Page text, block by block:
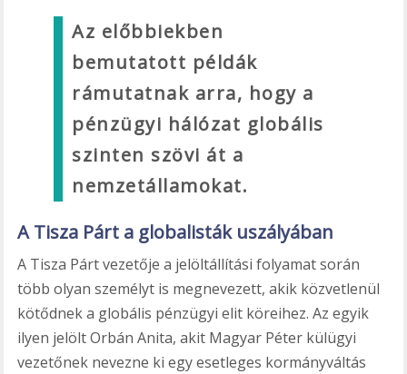
Az előbbiekben
bemutatott példák
rámutatnak arra, hogy a
pénzügyi hálózat globális
szinten szövi át a
nemzetállamokat.
A Tisza Párt a globalisták uszályában
A Tisza Párt vezetője a jelöltállítási folyamat során
több olyan személyt is megnevezett, akik közvetlenül
kötődnek a globális pénzügyi elit köreihez. Az egyik
ilyen jelölt Orbán Anita, akit Magyar Péter külügyi
vezetőnek nevezne ki egy esetleges kormányváltás